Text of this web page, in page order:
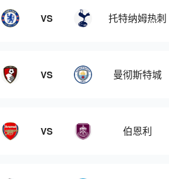
VS 托特纳姆热刺
VS 曼彻斯特城
VS 伯恩利